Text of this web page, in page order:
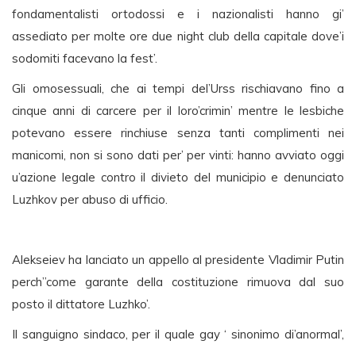
fondamentalisti ortodossi e i nazionalisti hanno gi’
assediato per molte ore due night club della capitale dove’i
sodomiti facevano la fest’.
Gli omosessuali, che ai tempi del’Urss rischiavano fino a
cinque anni di carcere per il loro’crimin’ mentre le lesbiche
potevano essere rinchiuse senza tanti complimenti nei
manicomi, non si sono dati per’ per vinti: hanno avviato oggi
u’azione legale contro il divieto del municipio e denunciato
Luzhkov per abuso di ufficio.
Alekseiev ha lanciato un appello al presidente Vladimir Putin
perch”come garante della costituzione rimuova dal suo
posto il dittatore Luzhko’.
Il sanguigno sindaco, per il quale gay ‘ sinonimo di’anormal’,